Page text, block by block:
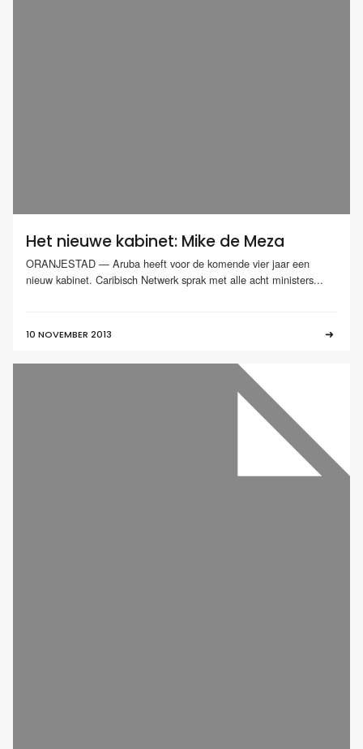
Het nieuwe kabinet: Mike de Meza
ORANJESTAD — Aruba heeft voor de komende vier jaar een
nieuw kabinet. Caribisch Netwerk sprak met alle acht ministers...
10 NOVEMBER 2013